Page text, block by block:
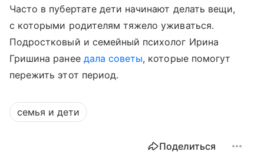
Часто в пубертате дети начинают делать вещи,
с которыми родителям тяжело уживаться.
Подростковый и семейный психолог Ирина
Гришина ранее дала советы, которые помогут
пережить этот период.
семья и дети
Поделиться